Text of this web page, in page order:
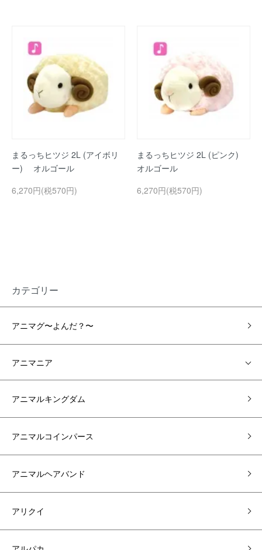
まるっちヒツジ 2L (アイボリ
ー) オルゴール
6,270円(税570円)
まるっちヒツジ 2L (ピンク)
オルゴール
6,270円(税570円)
カテゴリー
アニマグ〜よんだ？〜
アニマニア
アニマルキングダム
アニマルコインパース
アニマルヘアバンド
アリクイ